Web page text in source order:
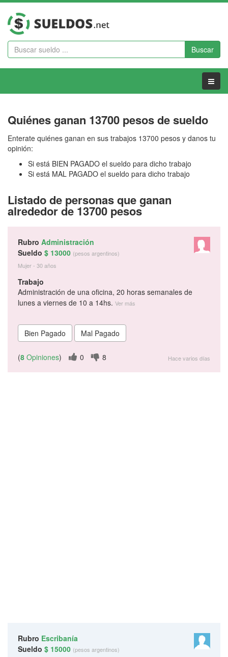
Buscar
Menu
Quiénes ganan 13700 pesos de sueldo
Enterate quiénes ganan en sus trabajos 13700 pesos y danos tu
opinión:
Si está BIEN PAGADO el sueldo para dicho trabajo
Si está MAL PAGADO el sueldo para dicho trabajo
Listado de personas que ganan
alrededor de 13700 pesos
Rubro Administración
Sueldo $ 13000 (pesos argentinos)
Mujer - 30 años
Trabajo
Administración de una oficina, 20 horas semanales de
lunes a viernes de 10 a 14hs. Ver más
(8 Opiniones) 0 8 Hace varios días
Rubro Escribanía
Sueldo $ 15000 (pesos argentinos)